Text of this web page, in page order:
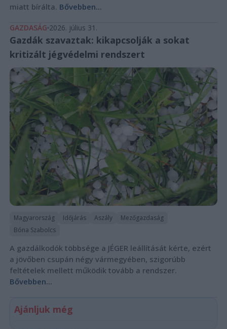
miatt bírálta. Bővebben...
GAZDASÁG 2026. július 31.
Gazdák szavaztak: kikapcsolják a sokat
kritizált jégvédelmi rendszert
Magyarország Időjárás Aszály
Mezőgazdaság
Bóna Szabolcs
A gazdálkodók többsége a JÉGER leállítását kérte, ezért
a jövőben csupán négy vármegyében, szigorúbb
feltételek mellett működik tovább a rendszer.
Bővebben...
Ajánljuk még